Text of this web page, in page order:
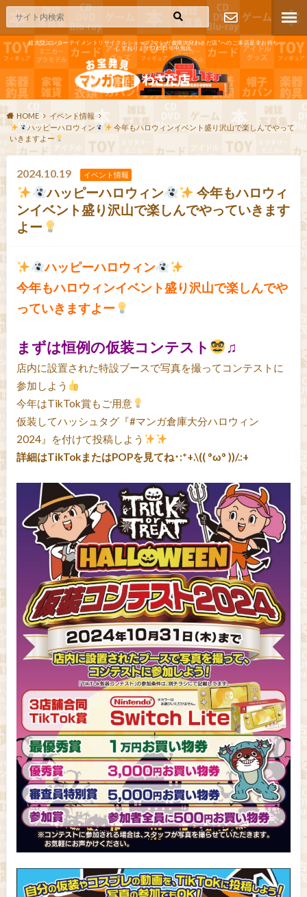
超大型エンターテイメントリサイクルショップ"マンガ倉庫大分わさだ店"へのご来店是非お待ち
しております!365日年中無休
お問い合わ
せ
HOME
イベント情報
ハッピーハロウィン
今年もハロウィンイベント盛り沢山で楽しんでやって
いきますよー
2024.10.19 イベント情報
ハッピーハロウィン
今年もハロウィ
ンイベント盛り沢山で楽しんでやっていきます
よー
ハッピーハロウィン
今年もハロウィンイベント盛り沢山で楽しんでや
っていきますよー
まずは恒例の仮装コンテスト ♫
店内に設置された特設ブースで写真を撮ってコンテストに
参加しよう
今年はTikTok賞もご用意
仮装してハッシュタグ『#マンガ倉庫大分ハロウィン
2024』を付けて投稿しよう
詳細はTikTokまたはPOPを見てね･:*+.\(( °ω° ))/.:+